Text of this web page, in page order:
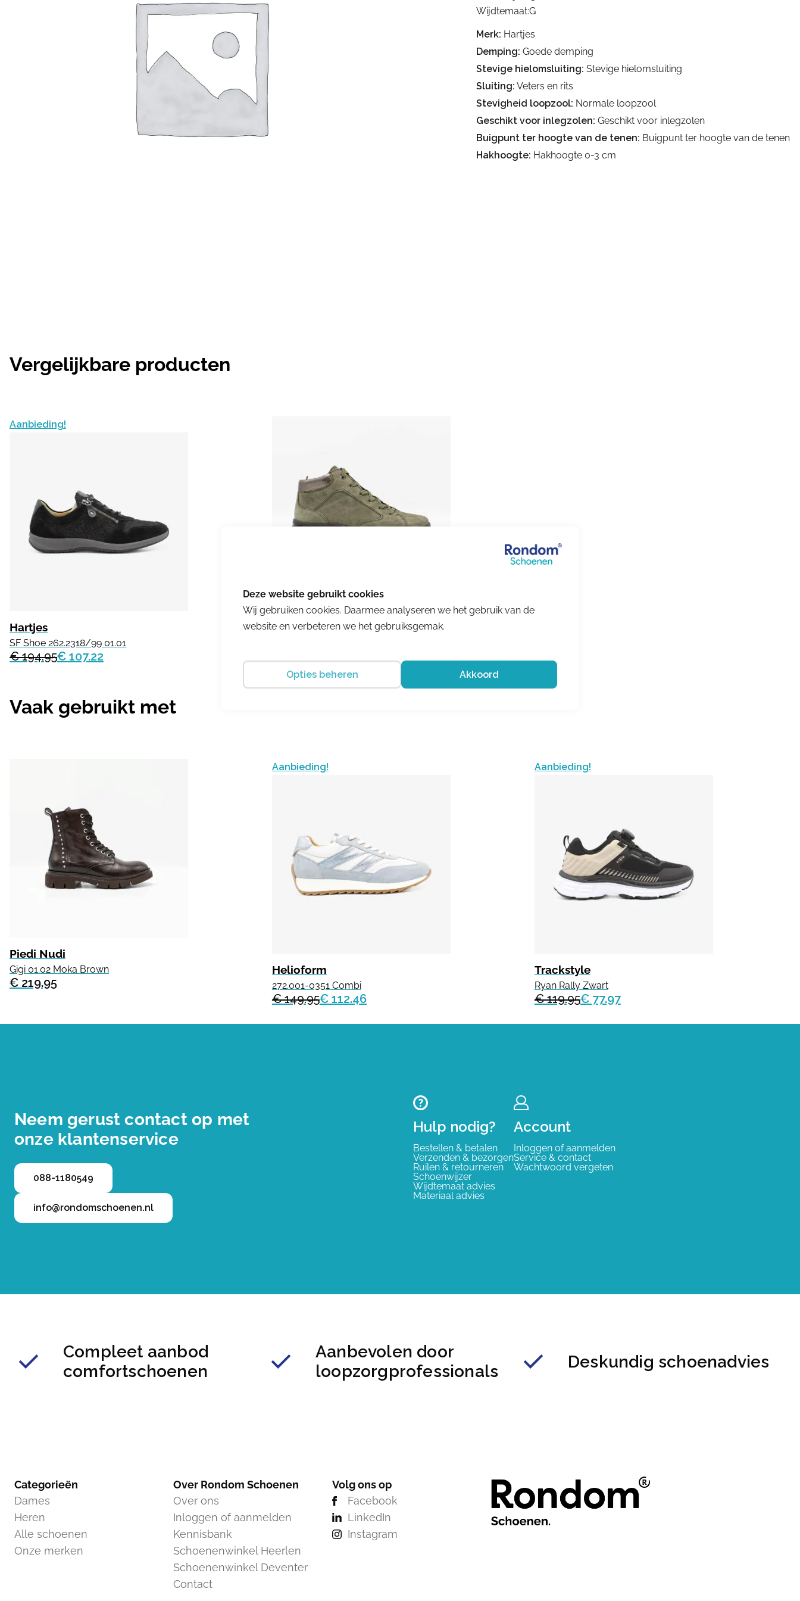
Wijdtemaat:G
Merk: Hartjes
Demping: Goede demping
Stevige hielomsluiting: Stevige hielomsluiting
Sluiting: Veters en rits
Stevigheid loopzool: Normale loopzool
Geschikt voor inlegzolen: Geschikt voor inlegzolen
Buigpunt ter hoogte van de tenen: Buigpunt ter hoogte van de tenen
Hakhoogte: Hakhoogte 0-3 cm
Vergelijkbare producten
Aanbieding!
Hartjes
SF Shoe 262.2318/99 01.01
€ 194.95€ 107.22
Hartjes
Ethno boot G
Vaak gebruikt met
Piedi Nudi
Gigi 01.02 Moka Brown
€ 219.95
Aanbieding!
Helioform
272.001-0351 Combi
€ 149.95€ 112.46
Aanbieding!
Trackstyle
Ryan Rally Zwart
€ 119.95€ 77.97
Neem gerust contact op met
onze klantenservice
088-1180549
info@rondomschoenen.nl
Hulp nodig?
Bestellen & betalen
Verzenden & bezorgen
Ruilen & retourneren
Schoenwijzer
Wijdtemaat advies
Materiaal advies
Account
Inloggen of aanmelden
Service & contact
Wachtwoord vergeten
Compleet aanbod
comfortschoenen
Aanbevolen door
loopzorgprofessionals
Deskundig schoenadvies
Categorieën
Dames
Heren
Alle schoenen
Onze merken
Over Rondom Schoenen
Over ons
Inloggen of aanmelden
Kennisbank
Schoenenwinkel Heerlen
Schoenenwinkel Deventer
Contact
Volg ons op
Facebook
LinkedIn
Instagram
Wij gebruiken cookies. Daarmee analyseren we het gebruik van de
website en verbeteren we het gebruiksgemak.
Opties beheren Akkoord